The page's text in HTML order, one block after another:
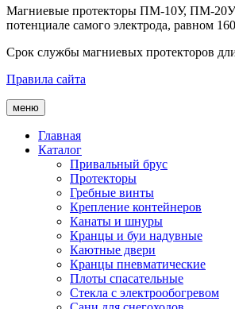
Магниевые протекторы ПМ-10У, ПМ-20У
потенциале самого электрода, равном
Срок службы магниевых протекторов
Правила сайта
меню
Главная
Каталог
Привальный брус
Протекторы
Гребные винты
Крепление контейнеров
Канаты и шнуры
Кранцы и буи надувные
Каютные двери
Кранцы пневматические
Плоты спасательные
Стекла с электрообогревом